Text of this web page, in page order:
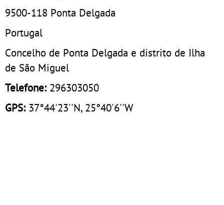
9500-118 Ponta Delgada
Portugal
Concelho de Ponta Delgada e distrito de Ilha
de São Miguel
Telefone: 296303050
GPS:37°44'23''N, 25°40'6''W